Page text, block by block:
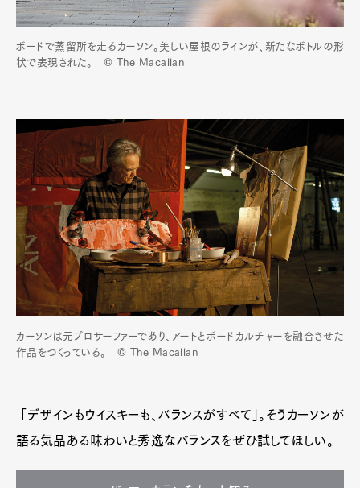
ボードで蒸留所を走るカーソン。美しい屋根のラインが、新たなボトルの形
状で表現された。 © The Macallan
カーソンは元プロサーファーであり、アートとボードカルチャーを融合させた
作品をつくっている。 © The Macallan
「デザインもウイスキーも、バランスがすべて」。そうカーソンが
語る気品ある味わいと秀逸なバランスをぜひ試してほしい。